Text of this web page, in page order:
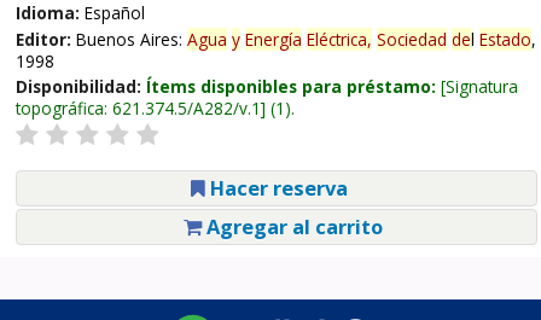
Idioma: Español
Editor: Buenos Aires: Agua y Energía Eléctrica, Sociedad del Estado,
1998
Disponibilidad: Ítems disponibles para préstamo: Signatura
topográfica: 621.374.5/A282/v.1 (1).
Hacer reserva
Agregar al carrito